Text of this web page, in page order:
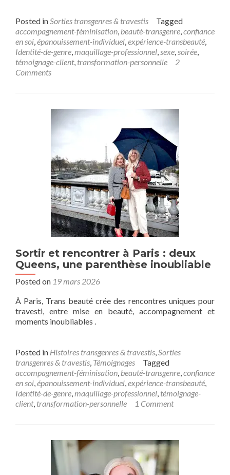
Posted inSorties transgenres & travestis
Tagged
accompagnement-féminisation, beauté-transgenre,confiance
en soi,épanouissement-individuel,expérience-transbeauté,
Identité-de-genre,maquillage-professionnel,sexe,soirée,
témoignage-client, transformation-personnelle
2
Comments
Sortir et rencontrer à Paris : deux
Queens, une parenthèse inoubliable
Posted on 19 mars 2026
À Paris, Trans beauté crée des rencontres uniques pour
travesti, entre mise en beauté, accompagnement et
moments inoubliables .
Posted in Histoires transgenres & travestis,Sorties
transgenres & travestis, Témoignages
Tagged
accompagnement-féminisation, beauté-transgenre,confiance
en soi,épanouissement-individuel,expérience-transbeauté,
Identité-de-genre,maquillage-professionnel, témoignage-
client, transformation-personnelle 1 Comment